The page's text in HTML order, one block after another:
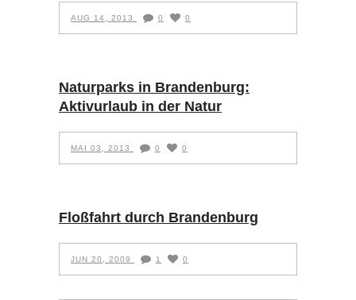
AUG 14, 2013 0 0
Naturparks in Brandenburg:
Aktivurlaub in der Natur
MAI 03, 2013 0 0
Floßfahrt durch Brandenburg
JUN 20, 2009 1 0